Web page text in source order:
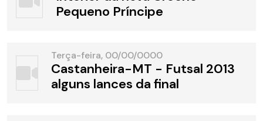
Pequeno Príncipe
Terça-feira, 00/00/0000
Castanheira-MT - Futsal 2013
alguns lances da final